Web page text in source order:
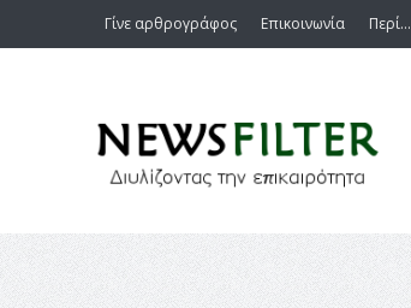
Γίνε αρθρογράφος Επικοινωνία Περί…